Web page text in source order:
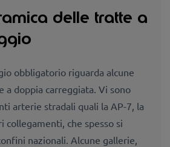
delle tratte a
obbligatorio riguarda alcune
a doppia carreggiata. Vi sono
arterie stradali quali la AP-7, la
collegamenti, che spesso si
nazionali. Alcune gallerie,